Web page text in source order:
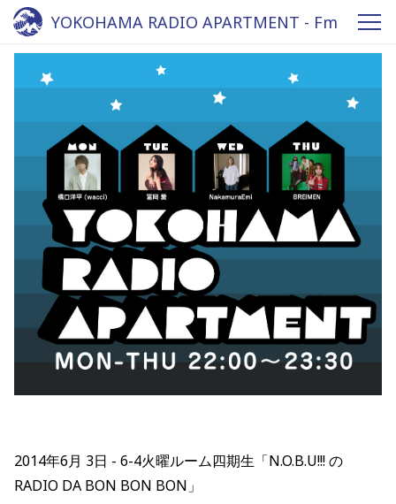
YOKOHAMA RADIO APARTMENT - Fm
yokohama 84.7
2014年6月 3日
6-4火曜ルーム四期生「N.O.B.U!!! の
RADIO DA BON BON BON」